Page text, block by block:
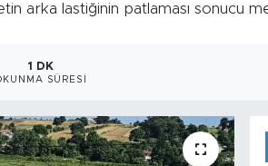
arka lastiğinin patlaması sonucu
1 DK
SÜRESI